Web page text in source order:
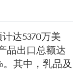
达5370万美
品出口总额达
。其中，乳品及